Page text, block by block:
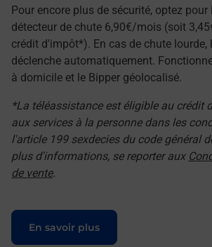
Pour encore plus de sécurité, optez pour
détecteur de chute 6,90€/mois (soit
crédit d'impôt*). En cas de chute lourde,
déclenche automatiquement.
à domicile et le Bipper géolocalisé.
*La téléassistance est éligible au crédit
aux services à la personne dans les
l'article 199 sexdecies du code général
plus d'informations, se reporter aux
de vente.
En savoir plus
Le lien s'ouvre dans un nouvel onglet